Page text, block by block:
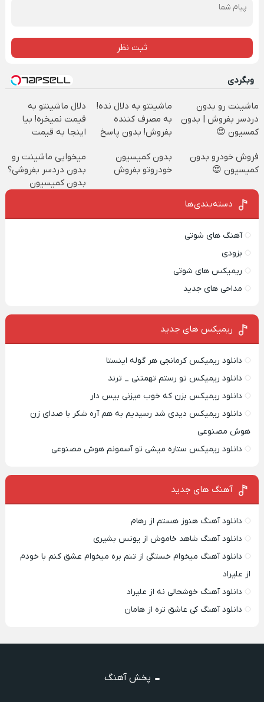
ثبت نظر
وبگردی
ماشینت رو بدون
دردسر بفروش | بدون
کمسیون 😍
ماشینتو به دلال نده!
به مصرف کننده
بفروش! بدون پاسخ
دلال ماشینتو به
قیمت نمیخره! بیا
اینجا به قیمت
واقعی*
فروش خودرو بدون
کمیسیون 😍
بدون کمیسیون
خودروتو بفروش
میخوایی ماشینت رو
بدون دردسر بفروشی؟
بدون کمیسیون
دسته‌بندی‌ها
آهنگ های شوتی
بزودی
ریمیکس های شوتی
مداحی های جدید
ریمیکس‌ های جدید
دانلود ریمیکس کرمانجی هر گوله اینستا
دانلود ریمیکس تو رستم تهمتنی _ ترند
دانلود ریمیکس بزن که خوب میزنی بیس دار
دانلود ریمیکس دیدی شد رسیدیم به هم آره شکر با صدای زن
هوش مصنوعی
دانلود ریمیکس ستاره میشی تو آسمونم هوش مصنوعی
آهنگ های جدید
دانلود آهنگ هنوز هستم از رهام
دانلود آهنگ شاهد خاموش از یونس بشیری
دانلود آهنگ میخوام خستگی از تنم بره میخوام عشق کنم با خودم
از علیراد
دانلود آهنگ خوشحالی نه از علیراد
دانلود آهنگ کی عاشق تره از هامان
پخش آهنگ